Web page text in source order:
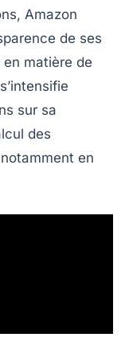
Amazon
de ses
matière de
sur sa
des
en